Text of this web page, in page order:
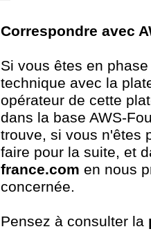
Correspondre avec
Si vous êtes en
technique avec la
opérateur de cette
dans la base AWS-
trouve, si vous n'êtes
faire pour la suite, et
france.com en nous
concernée.
Pensez à consulter la